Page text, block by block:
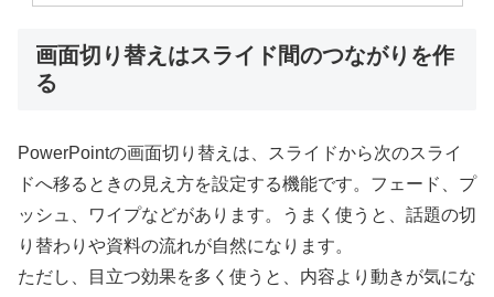
画面切り替えはスライド間のつながりを作
る
PowerPointの画面切り替えは、スライドから次のスライ
ドへ移るときの見え方を設定する機能です。フェード、プ
ッシュ、ワイプなどがあります。うまく使うと、話題の切
り替わりや資料の流れが自然になります。
ただし、目立つ効果を多く使うと、内容より動きが気にな